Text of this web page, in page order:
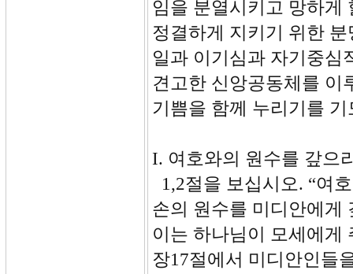
임을 분열시키고 망하게
정결하게 지키기 위한
일과 이기심과 자기중심
견고한 신앙공동체를 이
기쁨을 함께 누리기를 기
I. 여호와의 원수를 갚으
1,2절을 보십시오. “여
손의 원수를 미디안에게
이는 하나님이 모세에게
장17절에서 미디안인들